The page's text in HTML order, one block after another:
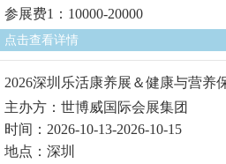
参展费1：10000-20000
点击查看详情
2026深圳乐活康养展＆健康与营养
主办方：世博威国际会展集团
时间：2026-10-13-2026-10-15
地点：深圳